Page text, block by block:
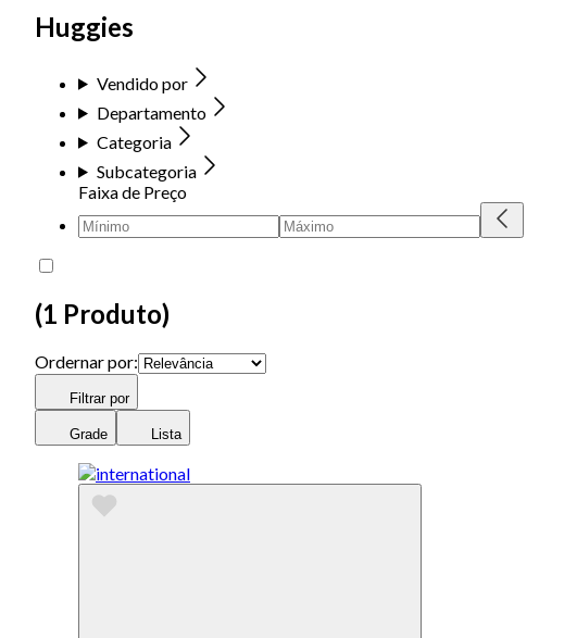
Huggies
Vendido por
Departamento
Categoria
Subcategoria
Faixa de Preço
(1 Produto)
Ordernar por:
Filtrar por
Grade Lista